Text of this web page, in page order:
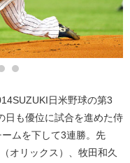
日米野球の第3
日も優位に試合を進めた侍
ムを下して3連勝。先
オリックス）、牧田和久